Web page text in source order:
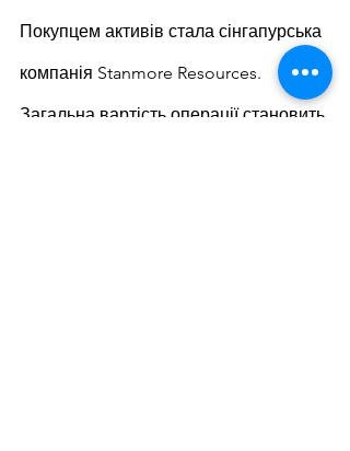
Покупцем активів стала сінгапурська
компанія Stanmore Resources.
Загальна вартість операції становить